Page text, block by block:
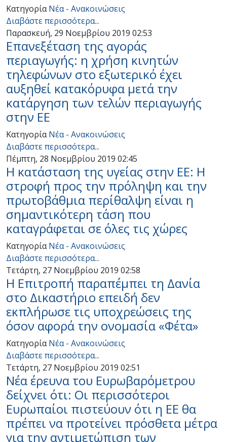
Κατηγορία Νέα - Ανακοινώσεις
Διαβάστε περισσότερα...
Παρασκευή, 29 Νοεμβρίου 2019 02:53
Επανεξέταση της αγοράς
περιαγωγής: η χρήση κινητών
τηλεφώνων στο εξωτερικό έχει
αυξηθεί κατακόρυφα μετά την
κατάργηση των τελών περιαγωγής
στην ΕΕ
Κατηγορία Νέα - Ανακοινώσεις
Διαβάστε περισσότερα...
Πέμπτη, 28 Νοεμβρίου 2019 02:45
Η κατάσταση της υγείας στην ΕΕ: Η
στροφή προς την πρόληψη και την
πρωτοβάθμια περίθαλψη είναι η
σημαντικότερη τάση που
καταγράφεται σε όλες τις χώρες
Κατηγορία Νέα - Ανακοινώσεις
Διαβάστε περισσότερα...
Τετάρτη, 27 Νοεμβρίου 2019 02:58
Η Επιτροπή παραπέμπει τη Δανία
στο Δικαστήριο επειδή δεν
εκπλήρωσε τις υποχρεώσεις της
όσον αφορά την ονομασία «Φέτα»
Κατηγορία Νέα - Ανακοινώσεις
Διαβάστε περισσότερα...
Τετάρτη, 27 Νοεμβρίου 2019 02:51
Νέα έρευνα του Ευρωβαρόμετρου
δείχνει ότι: Οι περισσότεροι
Ευρωπαίοι πιστεύουν ότι η ΕΕ θα
πρέπει να προτείνει πρόσθετα μέτρα
για την αντιμετώπιση των